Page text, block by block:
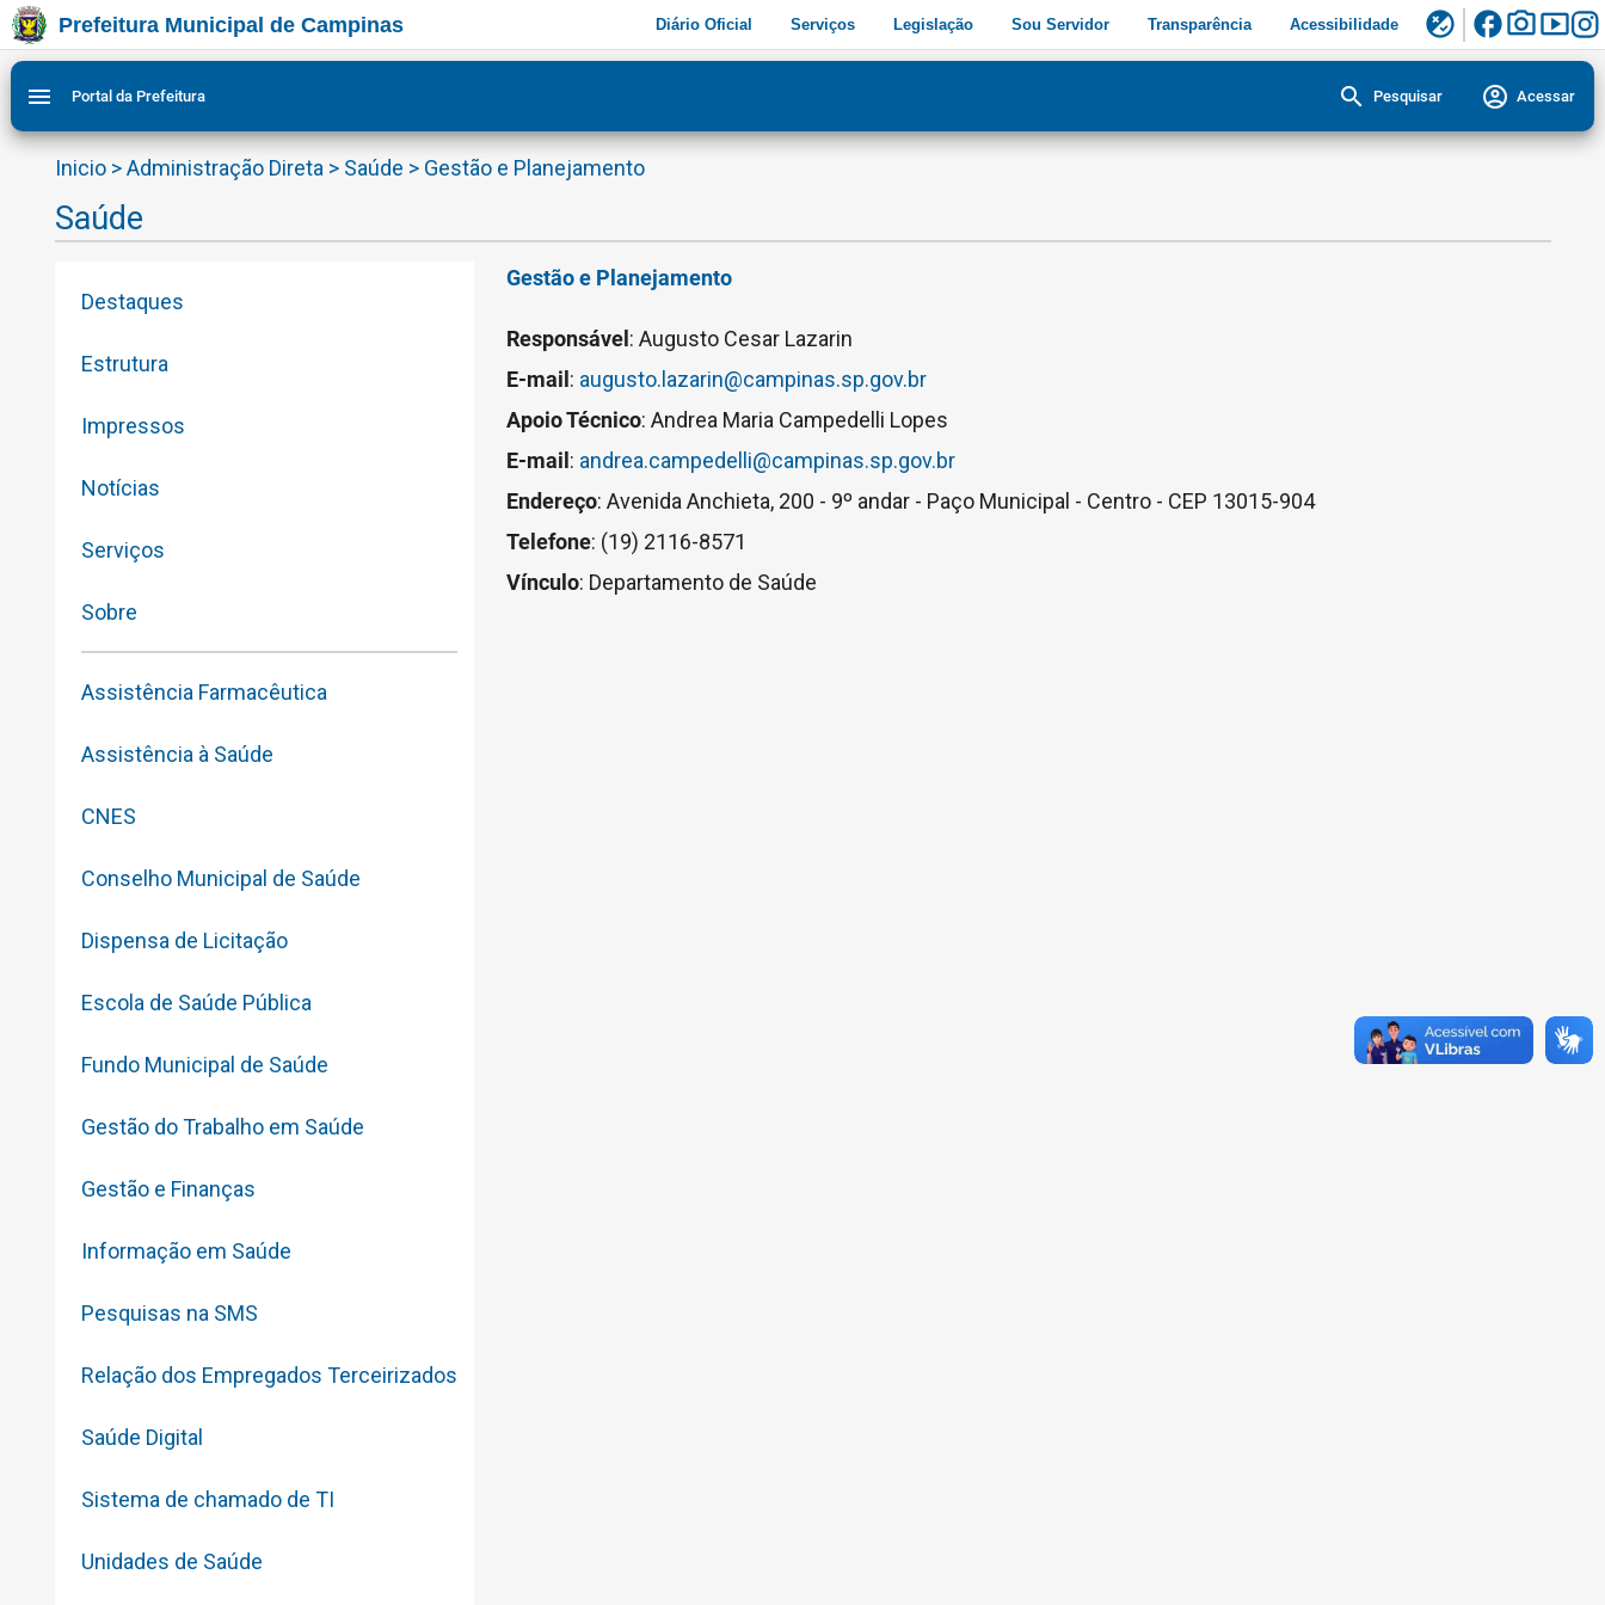
Ir para conteudo 1
Ir para menu do site da Prefeitura de Campinas
Ligar/Desligar contraste visual de tela para acessibilidade
Prefeitura Municipal de Campinas Diário Oficial Serviços Legislação Sou Servidor Transparência Acessibilidade flaky facebookphoto_camerasmart_display
menu Portal da Prefeitura search Pesquisar account_circle Acessar
Inicio>Administração Direta > Saúde > Gestão e Planejamento
Saúde
Destaques
Estrutura
Impressos
Notícias
Serviços
Sobre
Assistência Farmacêutica
Assistência à Saúde
CNES
Conselho Municipal de Saúde
Dispensa de Licitação
Escola de Saúde Pública
Fundo Municipal de Saúde
Gestão do Trabalho em Saúde
Gestão e Finanças
Informação em Saúde
Pesquisas na SMS
Relação dos Empregados Terceirizados
Saúde Digital
Sistema de chamado de TI
Unidades de Saúde
Gestão e Planejamento
Responsável : Augusto Cesar Lazarin
E-mail : augusto.lazarin@campinas.sp.gov.br
Apoio Técnico: Andrea Maria Campedelli Lopes
E-mail : andrea.campedelli@campinas.sp.gov.br
Endereço: Avenida Anchieta, 200 - 9º andar - Paço Municipal - Centro - CEP 13015-904
Telefone: (19) 2116-8571
Vínculo: Departamento de Saúde